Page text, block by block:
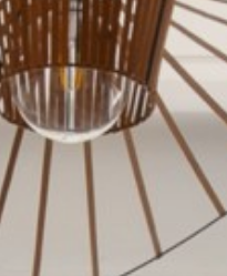
Om oss
Vårt team
Jobba med oss